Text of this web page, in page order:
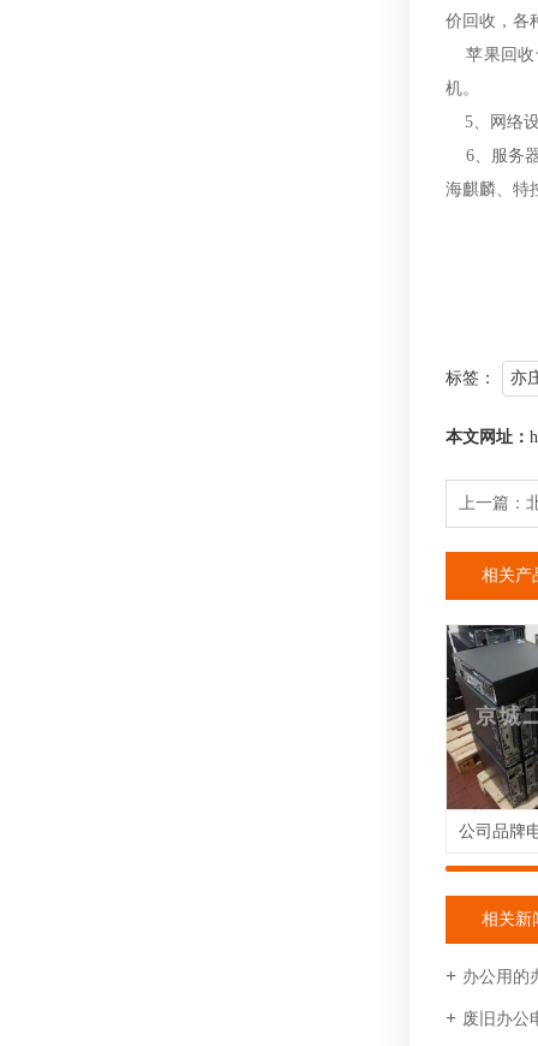
价回收，各
苹果回收
机。
5、网络设
6、服务器
海麒麟、特
标签： 亦
本文网址：
上一篇：
相关产
相关新
办公用的
废旧办公